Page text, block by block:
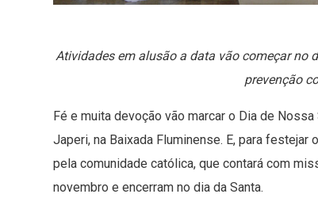
Atividades em alusão a data vão começar no
prevenção
Fé e muita devoção vão marcar o Dia de
Japeri, na Baixada Fluminense. E, para
pela comunidade católica, que contará com
novembro e encerram no dia da Santa.